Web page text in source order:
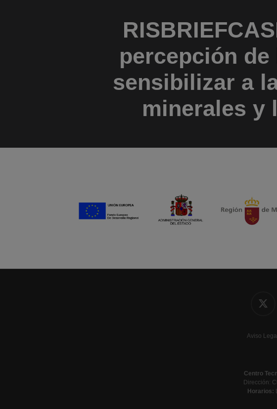
percepción
sensibilizar a
minerales y
twitter
Aviso Legal
Centro
Dirección:
Horarios: